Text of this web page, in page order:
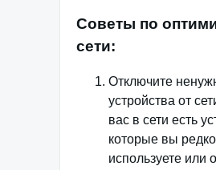
Советы по
сети:
Отключите
устройства от
вас в сети есть
которые вы редко
используете или